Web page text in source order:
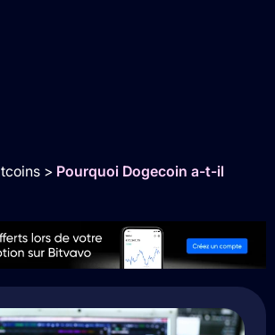
> Pourquoi Dogecoin a-t-il